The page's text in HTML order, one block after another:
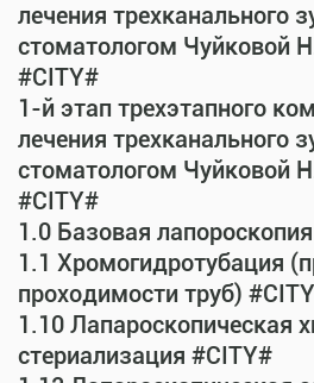
лечения трехканального
стоматологом Чуйковой
#CITY#
1-й этап трехэтапного
лечения трехканального
стоматологом Чуйковой
#CITY#
1.0 Базовая
1.1 Хромогидротубация
проходимости труб)
1.10 Лапароскопическая
стериализация #CITY#